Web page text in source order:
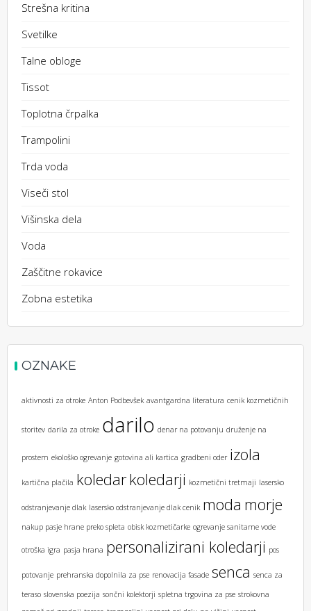
Strešna kritina
Svetilke
Talne obloge
Tissot
Toplotna črpalka
Trampolini
Trda voda
Viseči stol
Višinska dela
Voda
Zaščitne rokavice
Zobna estetika
OZNAKE
aktivnosti za otroke Anton Podbevšek avantgardna literatura cenik kozmetičnih
storitev darila za otroke darilo denar na potovanju druženje na
prostem ekološko ogrevanje gotovina ali kartica gradbeni oder izola
kartična plačila koledarkoledarji kozmetični tretmaji lasersko
odstranjevanje dlak lasersko odstranjevanje dlak cenik moda morje
nakup pasje hrane preko spleta obisk kozmetičarke ogrevanje sanitarne vode
otroška igra pasja hrana personalizirani koledarji pos
potovanje prehranska dopolnila za pse renovacija fasade senca senca za
teraso slovenska poezija sončni kolektorji spletna trgovina za pse strokovna